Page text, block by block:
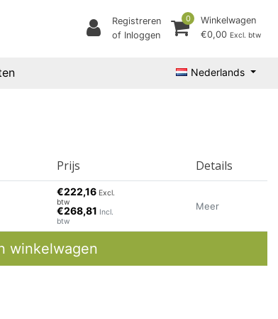
Registreren
of Inloggen
0
Winkelwagen
€0,00 Excl. btw
Nederlands
Prijs Details
€222,16 Excl.
btw
€268,81 Incl.
btw
Meer
winkelwagen